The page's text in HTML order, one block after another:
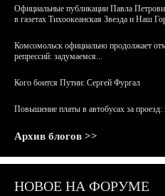
Официальные публикации Павла
в газетах Тихоокеанская Звезда и Наш
Комсомольск официально продолжает
репрессий: задумаемся...
Кого боится Путин: Сергей Фургал
Повышение платы в автобусах за проезд:
Архив блогов >>
НОВОЕ НА ФОРУМЕ